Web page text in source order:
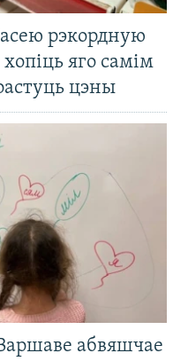
рэкордную
яго самім
цэны
абвяшчае